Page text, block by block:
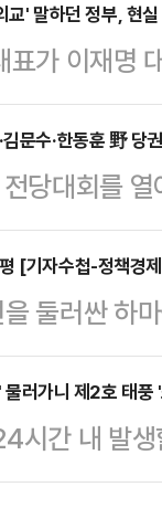
고 해야 할지
리라는 자리
. 얼굴마담
은 이재명의
주구(走狗)
' 말하던 정부, 현
표가 이재명
조약기구(
교를 말하
22일 페이
지 않는다"
이후의 산
적극적으로
문수·한동훈 野 당
당대회를
자들의 움직
원장, 김문
반을 끌어모
으로 풀이된
역구인 경
고 싶어서'
[기자수첩-정책경
둘러싼 하
정은경 전 질
의료특별
고위원 등
들이 이름을
러가니 제2호 태
시간 내 발
로 4호 열대